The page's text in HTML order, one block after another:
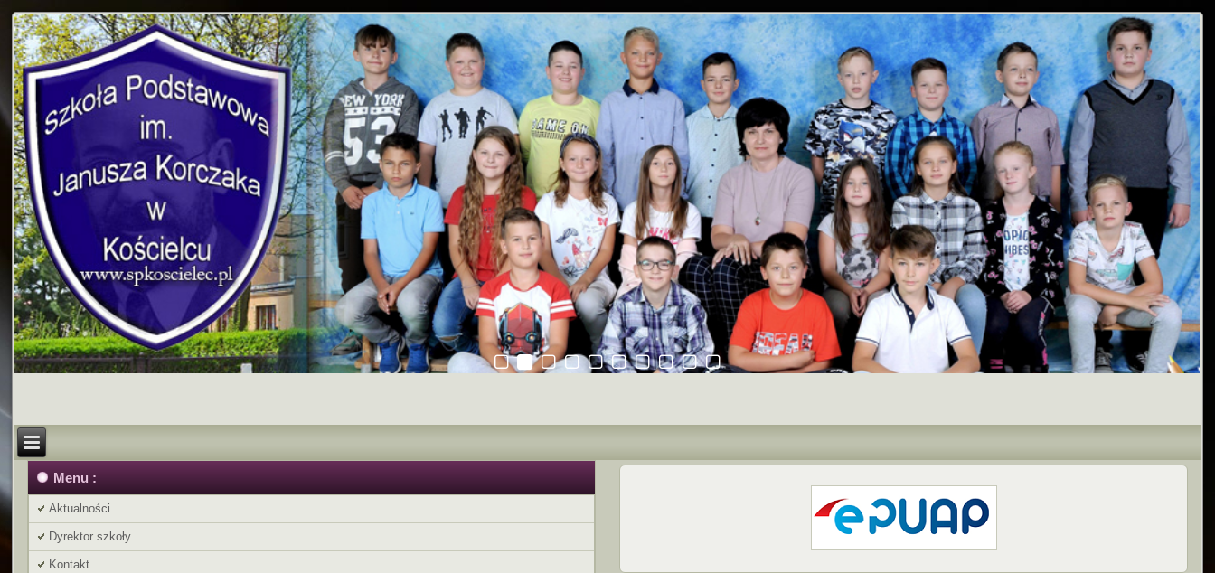
Menu :
Aktualności
Dyrektor szkoły
Kontakt